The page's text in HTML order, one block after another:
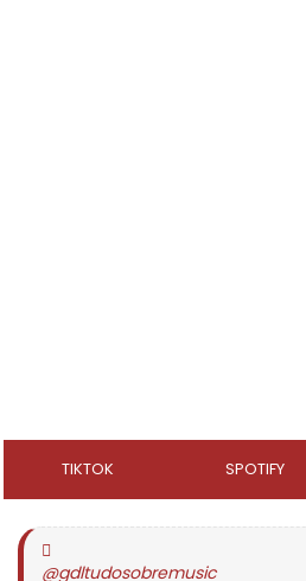
TIKTOK SPOTIFY
@gdltudosobremusic